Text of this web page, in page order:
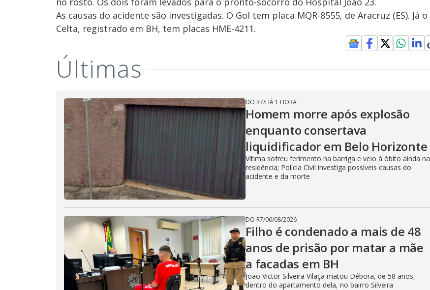
As causas do acidente são investigadas. O Gol tem placa MQR-8555, de Aracruz (ES). Já o
Celta, registrado em BH, tem placas HME-4211.
Últimas
DO R7/HÁ 1 HORA
Homem morre após explosão
enquanto consertava
liquidificador em Belo Horizonte
Vítima sofreu ferimento na barriga e veio à óbito ainda na
residência; Polícia Civil investiga possíveis causas do
acidente e da morte
DO R7/06/08/2026
Filho é condenado a mais de 48
anos de prisão por matar a mãe
a facadas em BH
João Victor Silveira Vilaça matou Débora, de 58 anos,
dentro do apartamento dela, no bairro Silveira